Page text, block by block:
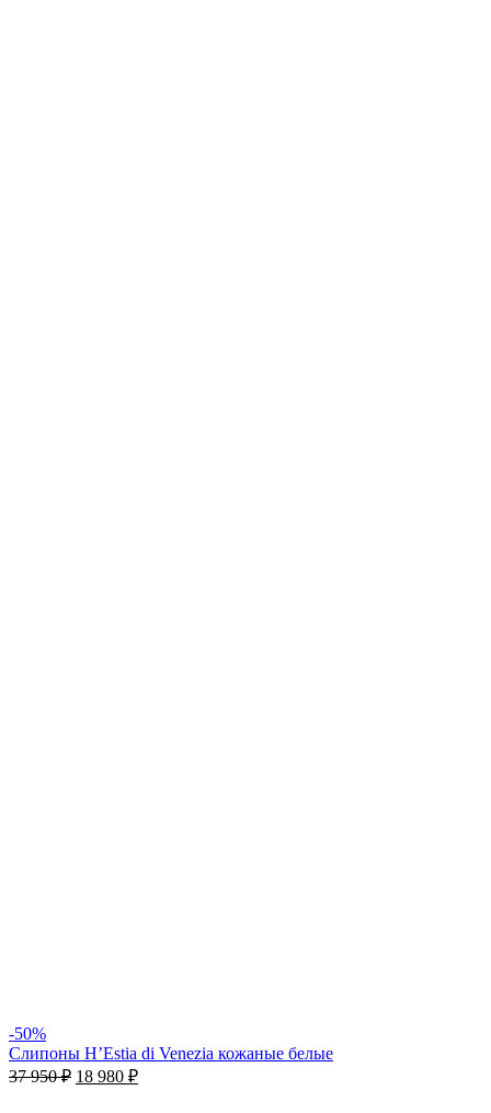
-50%
Слипоны H’Estia di Venezia кожаные белые
37 950₽ 18 980 ₽